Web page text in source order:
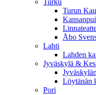
Turku
Turun
Åbo
Lahti
Lahden
Jyväskylä &
Löytänän
Pori